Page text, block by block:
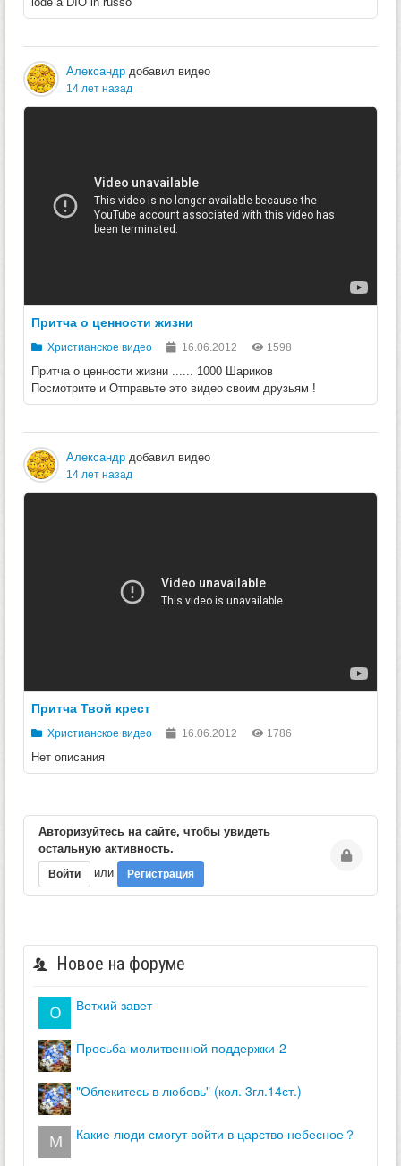
Александр добавил видео
14 лет назад
Притча о ценности жизни
Христианское видео 16.06.2012 1598
Притча о ценности жизни ...... 1000 Шариков
Посмотрите и Отправьте это видео своим друзьям !
Александр добавил видео
14 лет назад
Притча Твой крест
Христианское видео 16.06.2012 1786
Нет описания
Авторизуйтесь на сайте, чтобы увидеть
остальную активность.
Войти или Регистрация
Новое на форуме
ветхий завет
просьба молитвенной поддержки-2
"облекитесь в любовь" (кол. 3гл.14ст.)
какие люди смогут войти в царство небесное？